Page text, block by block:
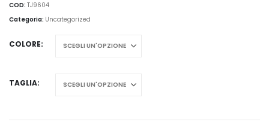
COD: TJ9604
Categoria: Uncategorized
COLORE
TAGLIA